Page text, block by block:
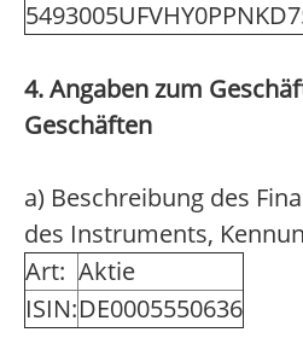
4. Angaben zum
Geschäften
a) Beschreibung des
des Instruments,
Art: Aktie
ISIN:DE0005550636